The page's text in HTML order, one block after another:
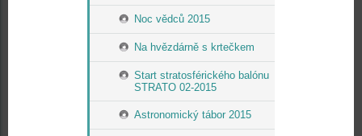
Noc vědců 2015
Na hvězdárně s krtečkem
Start stratosférického balónu
STRATO 02-2015
Astronomický tábor 2015